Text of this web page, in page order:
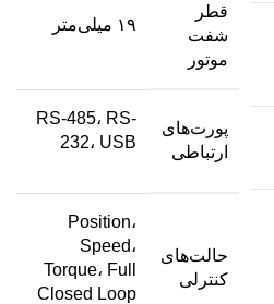
قطر
شفت
موتور
۱۹ میلی‌متر
پورت‌های
ارتباطی
RS-485، RS-
232، USB
حالت‌های
کنترلی
Position،
Speed،
Torque، Full
Closed Loop